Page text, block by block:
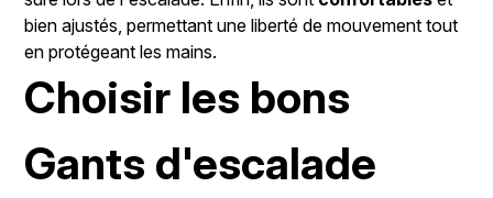
bien ajustés, permettant une liberté de mouvement tout
en protégeant les mains.
Choisir les bons
Gants d'escalade